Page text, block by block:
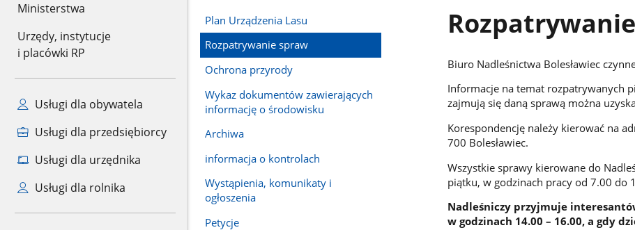
Ministerstwa
Urzędy, instytucje
i placówki RP
Usługi dla obywatela
Usługi dla przedsiębiorcy
Usługi dla urzędnika
Usługi dla rolnika
Plan Urządzenia Lasu
Rozpatrywanie spraw
Ochrona przyrody
Wykaz dokumentów zawierających
informację o środowisku
Archiwa
informacja o kontrolach
Wystąpienia, komunikaty i
ogłoszenia
Petycje
Biuro Nadleśnictwa Bolesławiec
Informacje na temat rozpatrywanych
zajmują się daną sprawą można
Korespondencję należy kierować na
700 Bolesławiec.
Wszystkie sprawy kierowane do
piątku, w godzinach pracy od 7.00 do
Nadleśniczy przyjmuje
w godzinach 14.00 – 16.00, a gdy